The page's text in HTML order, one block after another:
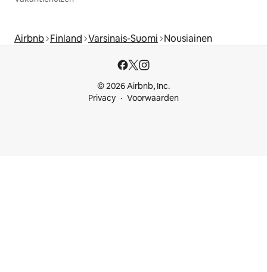
Airbnb Finland Varsinais-Suomi Nousiainen
© 2026 Airbnb, Inc.
Privacy
Voorwaarden